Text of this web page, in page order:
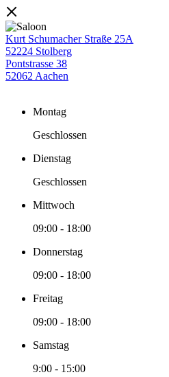
Kurt Schumacher Straße 25A
52224 Stolberg
Pontstrasse 38
52062 Aachen
Montag
Geschlossen
Dienstag
Geschlossen
Mittwoch
09:00 - 18:00
Donnerstag
09:00 - 18:00
Freitag
09:00 - 18:00
Samstag
9:00 - 15:00